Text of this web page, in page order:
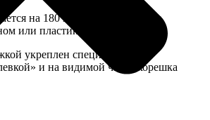
на 180 градусов, развороты
или пластиком.
укреплен специальным
и на видимой части корешка